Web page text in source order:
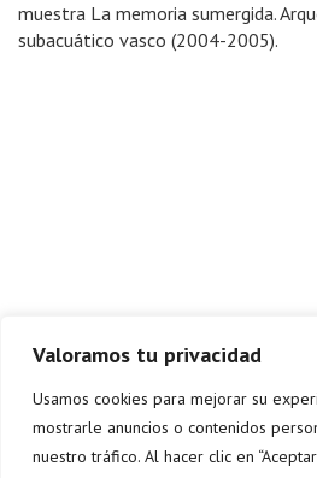
Valoramos tu privacidad
Usamos cookies para mejorar su
mostrarle anuncios o contenidos
nuestro tráfico. Al hacer clic en
muestra La memoria sumergida.
subacuático vasco (2004-2005).